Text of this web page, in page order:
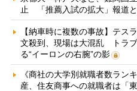
止 「推薦入試の拡大」報道
【納車時に複数の事故】テス
文殺到、現場は大混乱 トラ
る“イーロンの右腕”の影
《商社の大学別就職者数ラン
産、住友商事への就職者は「